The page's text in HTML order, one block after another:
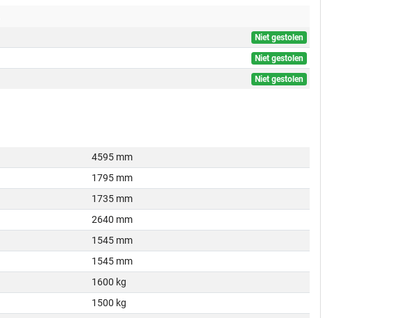
Niet gestolen
Niet gestolen
Niet gestolen
4595 mm
1795 mm
1735 mm
2640 mm
1545 mm
1545 mm
1600 kg
1500 kg